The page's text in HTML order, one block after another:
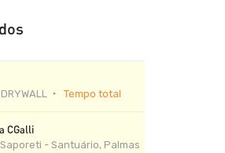
Tempo total
CGalli
- Santuário, Palmas